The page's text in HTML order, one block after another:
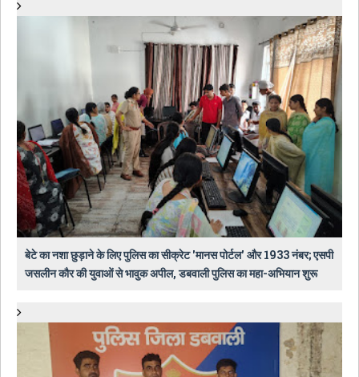
बेटे का नशा छुड़ाने के लिए पुलिस का सीक्रेट 'मानस पोर्टल' और 1933 नंबर; एसपी
जसलीन कौर की युवाओं से भावुक अपील, डबवाली पुलिस का महा-अभियान शुरू